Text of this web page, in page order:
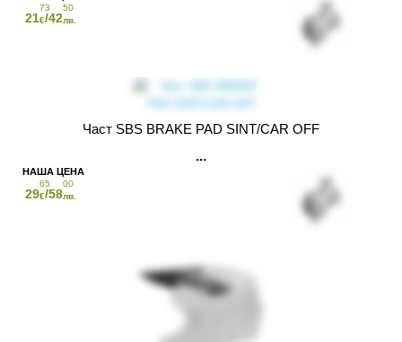
21
73
€/42
50
лв.
Част SBS BRAKE PAD SINT/CAR OFF
29
65
€/58
00
лв.